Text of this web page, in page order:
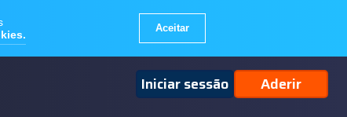
Iniciar sessão Aderir